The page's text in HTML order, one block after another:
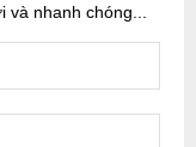
nhanh chóng...